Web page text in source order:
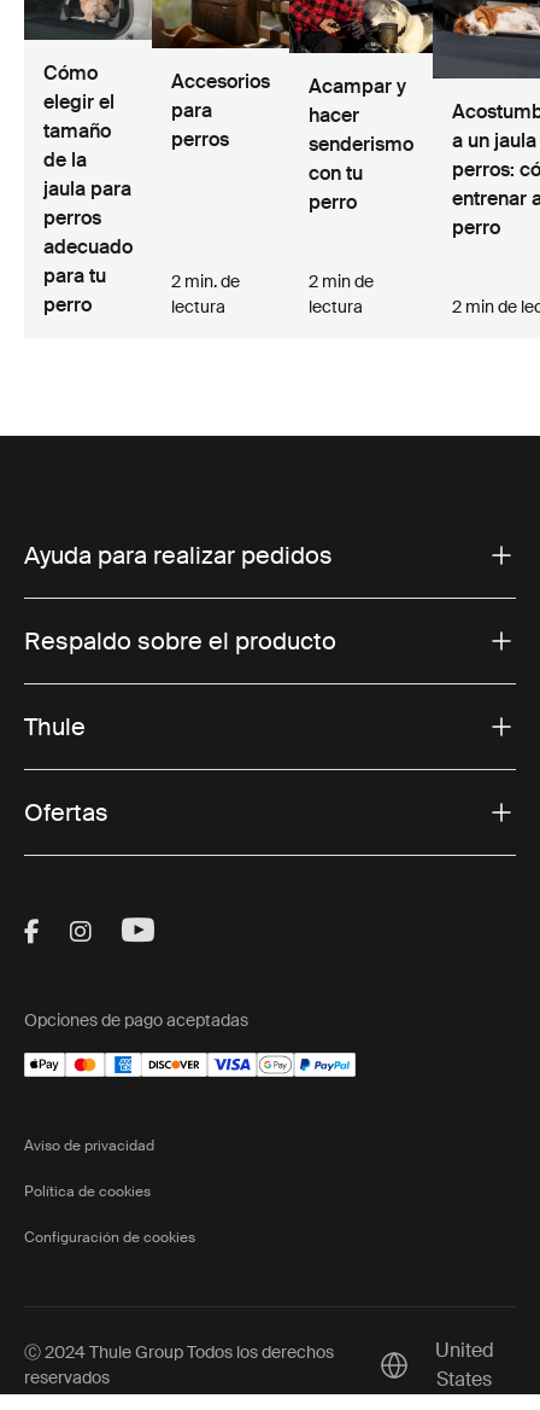
Cómo
elegir el
tamaño
de la
jaula para
perros
adecuado
para tu
perro
Accesorios
para
perros
2 min. de
lectura
Acampar y
hacer
senderismo
con tu
perro
2 min de
lectura
a un
perros:
entrenar
perro
2 min de
Ayuda para realizar pedidos
Respaldo sobre el producto
Thule
Ofertas
Visit Thule on Facebook (external link)
Visit Thule on Instagram (external link)
Visit Thule on Youtube (external
Opciones de pago aceptadas
Aviso de privacidad
Política de cookies
Configuración de cookies
Ⓒ 2024 Thule Group Todos los derechos
reservados
Current market/
United
States